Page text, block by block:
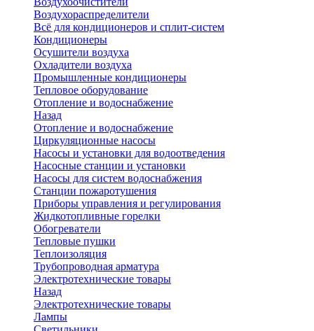
Воздухораспределители
Всё для кондиционеров и сплит-систем
Кондиционеры
Осушители воздуха
Охладители воздуха
Промышленные кондиционеры
Тепловое оборудование
Отопление и водоснабжение
Назад
Отопление и водоснабжение
Циркуляционные насосы
Насосы и установки для водоотведения
Насосные станции и установки
Насосы для систем водоснабжения
Станции пожаротушения
Приборы управления и регулирования
Жидкотопливные горелки
Обогреватели
Тепловые пушки
Теплоизоляция
Трубопроводная арматура
Электротехнические товары
Назад
Электротехнические товары
Лампы